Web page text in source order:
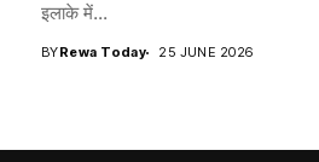
इलाके में...
BYRewa Today 25 JUNE 2026